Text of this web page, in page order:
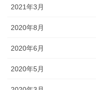
2021年3月
2020年8月
2020年6月
2020年5月